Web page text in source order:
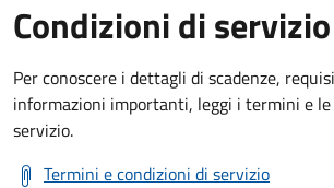
Condizioni di servizio
Per conoscere i dettagli di scadenze,
informazioni importanti, leggi i termini e le
servizio.
Termini e condizioni di servizio